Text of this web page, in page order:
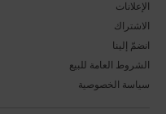
الإعلانات
الاشتراك
انضمّ إلينا
الشروط العامة للبيع
سياسة الخصوصية